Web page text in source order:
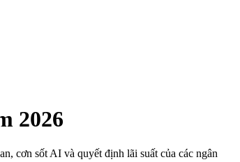
2026
cơn sốt AI và quyết định lãi suất của các ngân